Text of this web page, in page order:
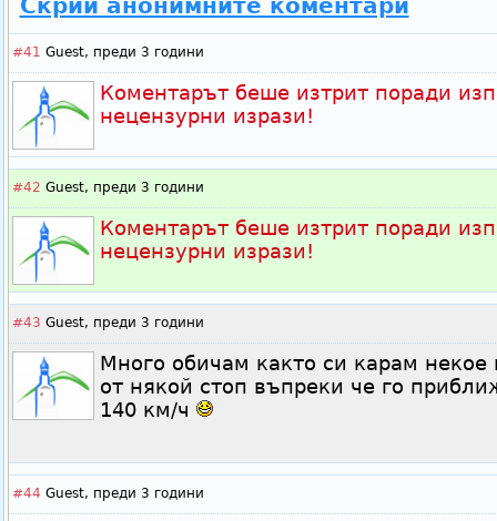
Скрий анонимните коментари
#41 Guest, преди 3 години
Коментарът беше изтрит поради
нецензурни изрази!
#42 Guest, преди 3 години
Коментарът беше изтрит поради
нецензурни изрази!
#43 Guest, преди 3 години
Много обичам както си карам некое
от някой стоп въпреки че го
140 км/ч
#44 Guest, преди 3 години